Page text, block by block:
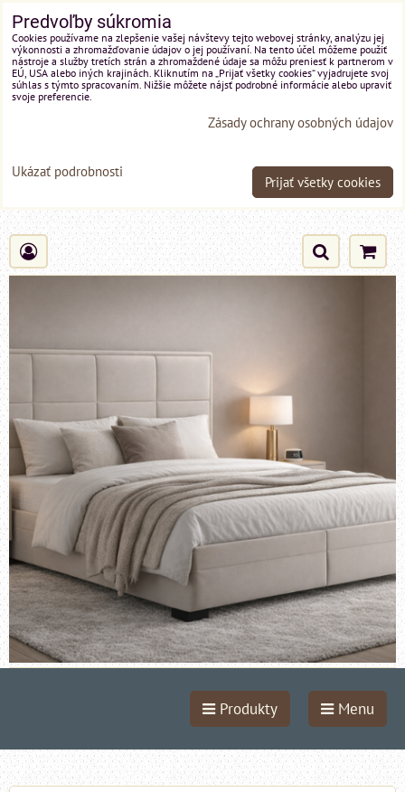
Produkty Menu
Predvoľby súkromia
Cookies používame na zlepšenie vašej návštevy tejto webovej stránky, analýzu jej
výkonnosti a zhromažďovanie údajov o jej používaní. Na tento účel môžeme použiť
nástroje a služby tretích strán a zhromaždené údaje sa môžu preniesť k partnerom v
EÚ, USA alebo iných krajinách. Kliknutím na „Prijať všetky cookies“ vyjadrujete svoj
súhlas s týmto spracovaním. Nižšie môžete nájsť podrobné informácie alebo upraviť
svoje preferencie.
Zásady ochrany osobných údajov
Ukázať podrobnosti
Prijať všetky cookies